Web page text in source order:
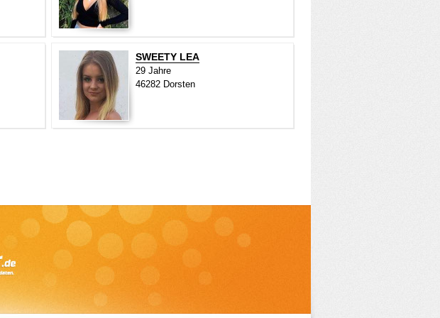
SWEETY LEA
29 Jahre
46282 Dorsten